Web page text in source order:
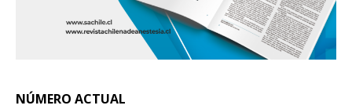
NÚMERO ACTUAL